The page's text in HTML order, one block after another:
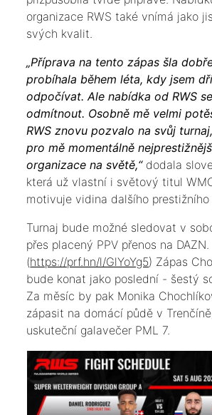
organizace RWS také vnímá jako
svých kvalit.
„Příprava na tento zápas šla
probíhala během léta, kdy jsem
odpočívat. Ale nabídka od RWS
odmítnout. Osobně mě velmi
RWS znovu pozvalo na svůj
pro mě momentálně
organizace na světě,“dodala
která už vlastní i světový titul
motivuje vidina dalšího prestižního
Turnaj bude možné sledovat v
přes placený PPV přenos na DAZN.
(https://prf.hn/l/GlYoYg5) Zápas
bude konat jako poslední - šestý
Za měsíc by pak Monika
zápasit na domácí půdě v
uskuteční galavečer PML 7.